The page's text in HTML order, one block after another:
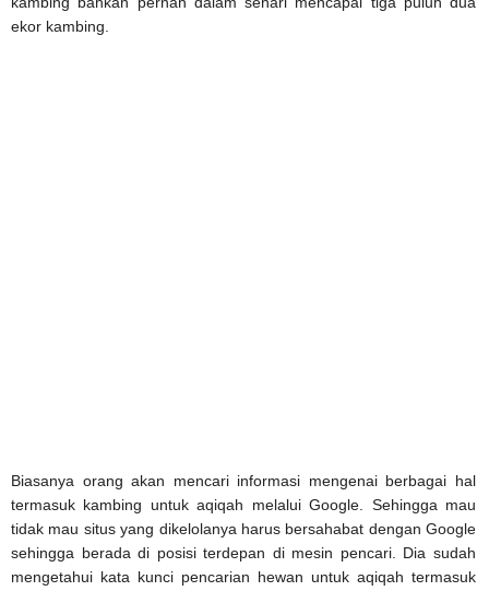
ekor kambing.
Biasanya orang akan mencari informasi mengenai berbagai hal
termasuk kambing untuk aqiqah melalui Google. Sehingga mau
tidak mau situs yang dikelolanya harus bersahabat dengan Google
sehingga berada di posisi terdepan di mesin pencari. Dia sudah
mengetahui kata kunci pencarian hewan untuk aqiqah termasuk